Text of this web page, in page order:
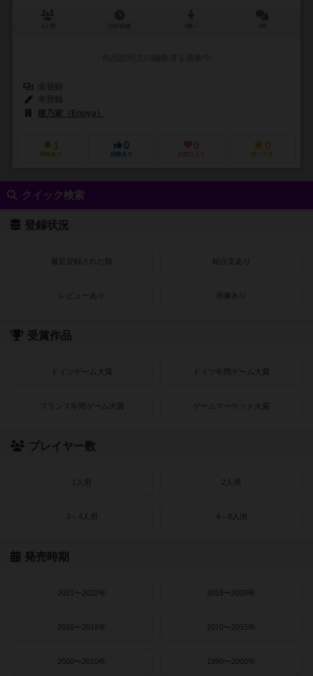
榎乃家（Enoya）
1
興味あり
0
経験あり
0
お気に入り
0
持ってる
クイック検索
登録状況
最近登録された順 紹介文あり
レビューあり 画像あり
受賞作品
ドイツゲーム大賞 ドイツ年間ゲーム大賞
フランス年間ゲーム大賞 ゲームマーケット大賞
プレイヤー数
1人用 2人用
3～4人用 4～8人用
発売時期
2021〜2022年 2019〜2020年
2016〜2018年 2010〜2015年
2000〜2010年 1990〜2000年